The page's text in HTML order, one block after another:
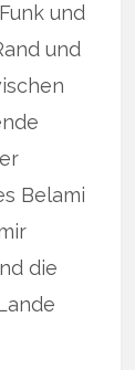
und
und
Belami
die